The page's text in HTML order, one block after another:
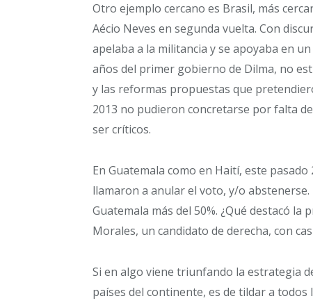
Otro ejemplo cercano es Brasil, más
Aécio Neves en segunda vuelta. Con
apelaba a la militancia y se apoyaba en
años del primer gobierno de Dilma, no
y las reformas propuestas que
2013 no pudieron concretarse por falta
ser críticos.
En Guatemala como en Haití, este
llamaron a anular el voto, y/o
Guatemala más del 50%. ¿Qué destacó
Morales, un candidato de derecha, con
Si en algo viene triunfando la estrategia
países del continente, es de tildar a